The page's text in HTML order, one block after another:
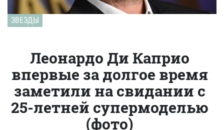
ЗВЕЗДЫ
Леонардо Ди Каприо
впервые за долгое время
заметили на свидании с
25-летней супермоделью
(фото)